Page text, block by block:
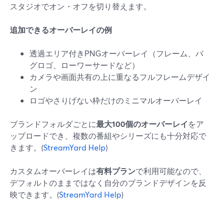
スタジオでオン・オフを切り替えます。
追加できるオーバーレイの例
透過エリア付きPNGオーバーレイ（フレーム、バ
グロゴ、ローワーサードなど）
カメラや画面共有の上に重なるフルフレームデザイ
ン
ロゴやさりげない枠だけのミニマルオーバーレイ
ブランドフォルダごとに最大100個のオーバーレイをア
ップロードでき、複数の番組やシリーズにも十分対応で
きます。(StreamYard Help)
カスタムオーバーレイは有料プランで利用可能なので、
デフォルトのままではなく自分のブランドデザインを反
映できます。(StreamYard Help)